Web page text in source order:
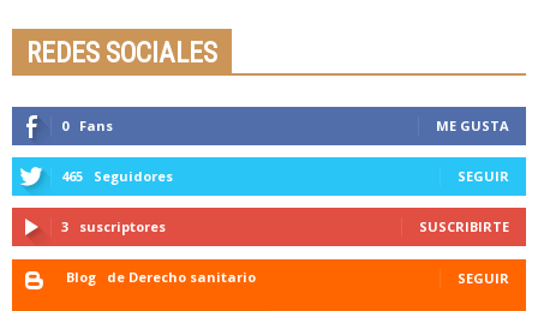
REDES SOCIALES
0 Fans ME GUSTA
465 Seguidores SEGUIR
3 suscriptores SUSCRIBIRTE
Blog de Derecho sanitario SEGUIR